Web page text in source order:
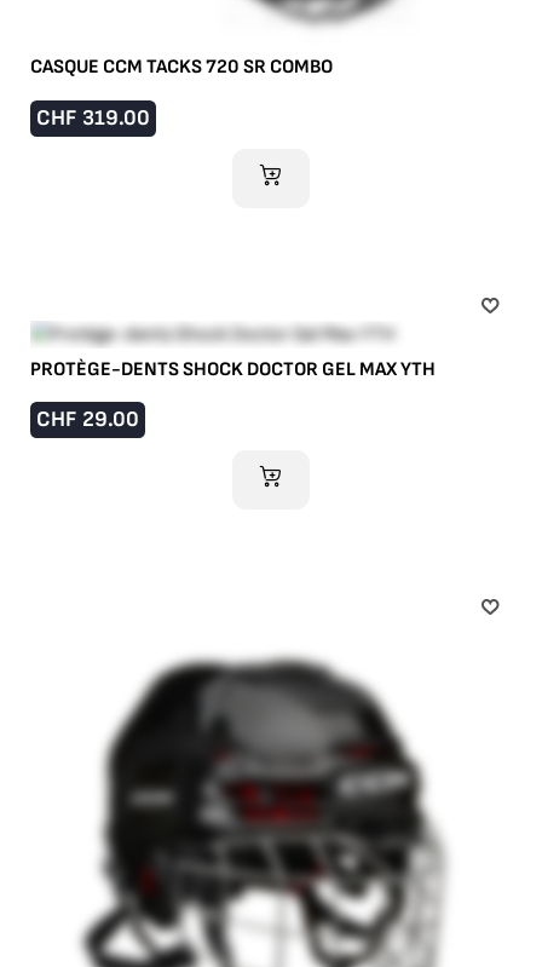
CASQUE CCM TACKS 720 SR COMBO
CHF 319.00
AJOUTER AU PANIER
PROTÈGE-DENTS SHOCK DOCTOR GEL MAX YTH
CHF 29.00
AJOUTER AU PANIER